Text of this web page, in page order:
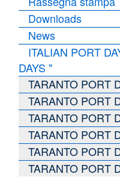
Downloads
News
ITALIAN PORT
DAYS "
TARANTO PORT
TARANTO PORT
TARANTO PORT
TARANTO PORT
TARANTO PORT
TARANTO PORT